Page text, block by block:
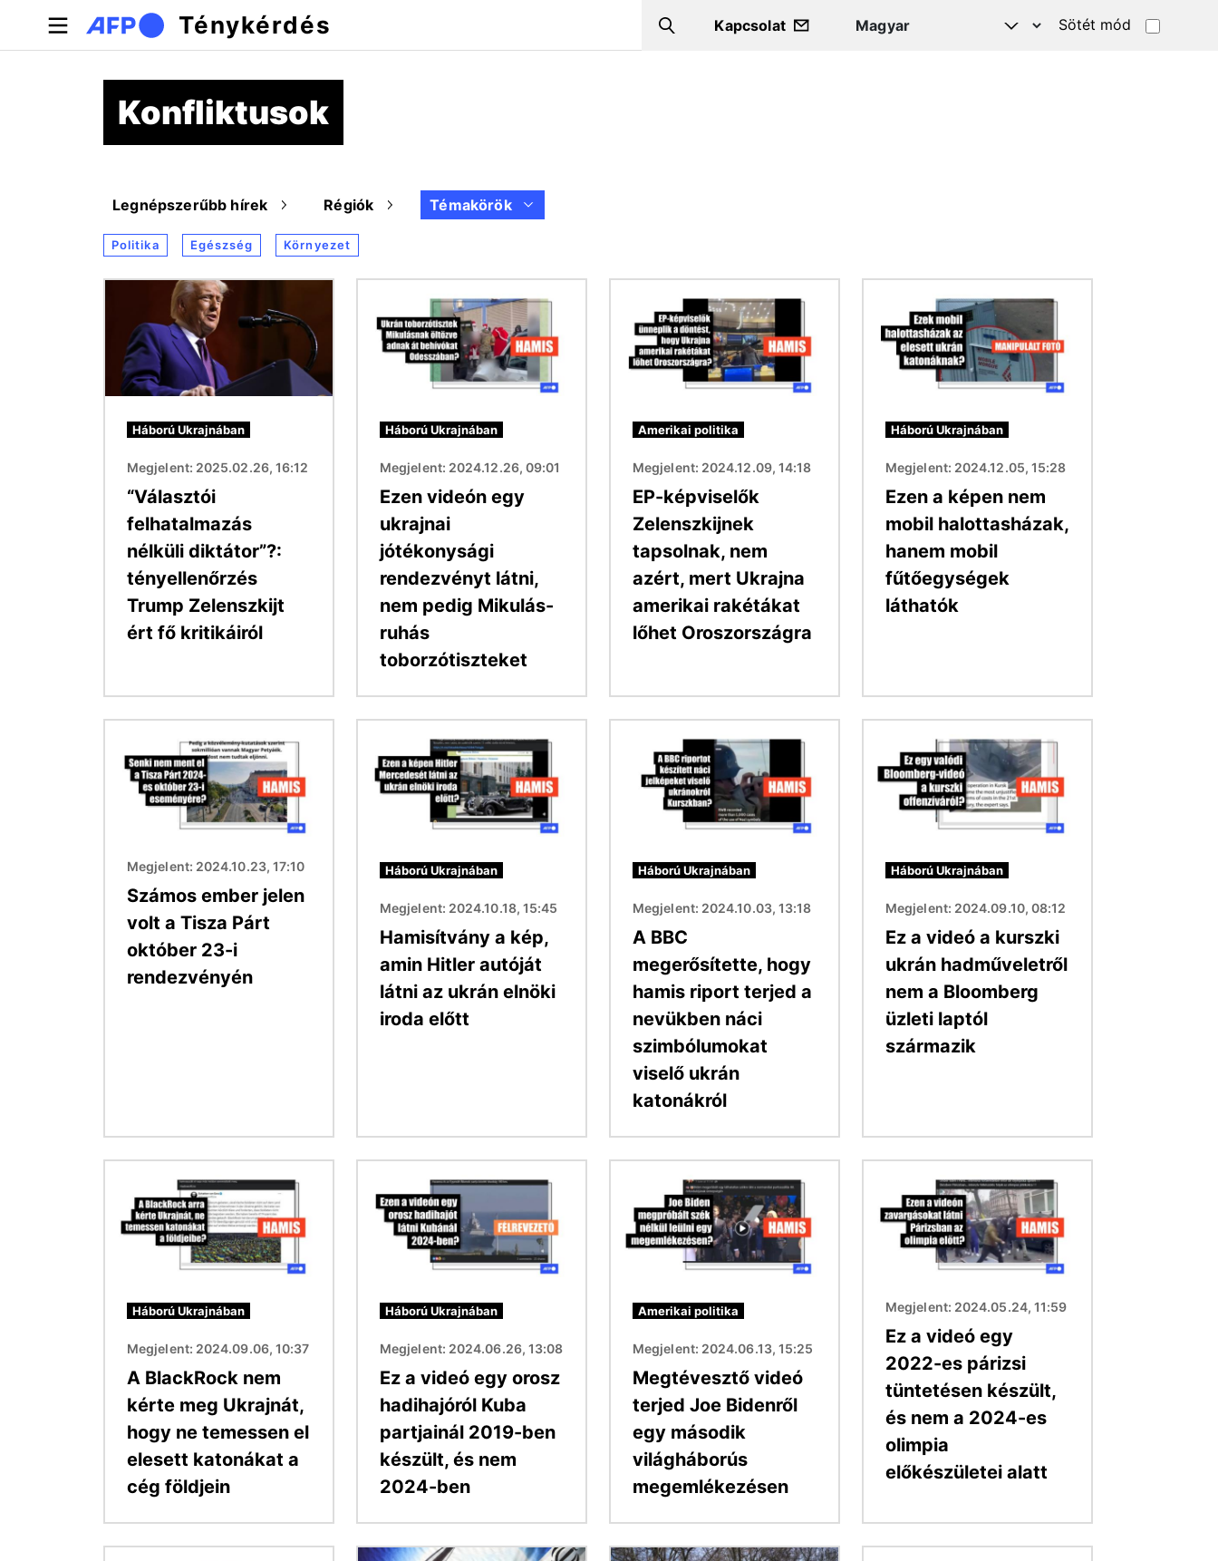
Ténykérdés Search
Kapcsolat Sötét mód
Konfliktusok
Legnépszerűbb hírek Régiók Témakörök
Politika Egészség Környezet
Háború Ukrajnában
Megjelent: 2025.02.26, 16:12
“Választói
felhatalmazás
nélküli diktátor”?:
tényellenőrzés
Trump Zelenszkijt
ért fő kritikáiról
Háború Ukrajnában
Megjelent: 2024.12.26, 09:01
Ezen videón egy
ukrajnai
jótékonysági
rendezvényt látni,
nem pedig Mikulás-
ruhás
toborzótiszteket
Amerikai politika
Megjelent: 2024.12.09, 14:18
EP-képviselők
Zelenszkijnek
tapsolnak, nem
azért, mert Ukrajna
amerikai rakétákat
lőhet Oroszországra
Háború Ukrajnában
Megjelent: 2024.12.05, 15:28
Ezen a képen nem
mobil halottasházak,
hanem mobil
fűtőegységek
láthatók
Megjelent: 2024.10.23, 17:10
Számos ember jelen
volt a Tisza Párt
október 23-i
rendezvényén
Háború Ukrajnában
Megjelent: 2024.10.18, 15:45
Hamisítvány a kép,
amin Hitler autóját
látni az ukrán elnöki
iroda előtt
Háború Ukrajnában
Megjelent: 2024.10.03, 13:18
A BBC
megerősítette, hogy
hamis riport terjed a
nevükben náci
szimbólumokat
viselő ukrán
katonákról
Háború Ukrajnában
Megjelent: 2024.09.10, 08:12
Ez a videó a kurszki
ukrán hadműveletről
nem a Bloomberg
üzleti laptól
származik
Háború Ukrajnában
Megjelent: 2024.09.06, 10:37
A BlackRock nem
kérte meg Ukrajnát,
hogy ne temessen el
elesett katonákat a
cég földjein
Háború Ukrajnában
Megjelent: 2024.06.26, 13:08
Ez a videó egy orosz
hadihajóról Kuba
partjainál 2019-ben
készült, és nem
2024-ben
Amerikai politika
Megjelent: 2024.06.13, 15:25
Megtévesztő videó
terjed Joe Bidenről
egy második
világháborús
megemlékezésen
Megjelent: 2024.05.24, 11:59
Ez a videó egy
2022-es párizsi
tüntetésen készült,
és nem a 2024-es
olimpia
előkészületei alatt
Kép Kép